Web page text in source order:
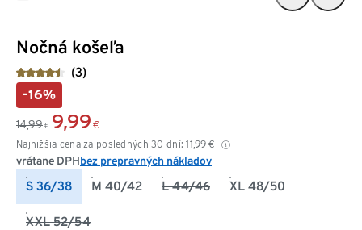
Nočná košeľa
(3)
-16%
14,99 € 9,99 €
Najnižšia cena za posledných 30 dní: 11,99 €
vrátane DPHbez prepravných nákladov
S 36/38 M 40/42 L 44/46 XL 48/50
XXL 52/54